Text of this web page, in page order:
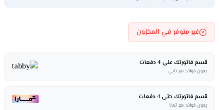
غير متوفر في المخزون
قسم فاتورتك على 4 دفعات
بدون فوائد مع تابي
قسم فاتورتك حتى 4 دفعات
بدون فوائد مع تمارا